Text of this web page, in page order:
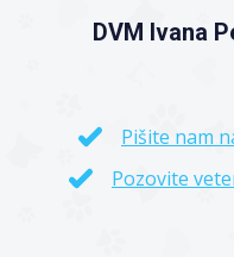
DVM Ivana
Pišite nam
Pozovite